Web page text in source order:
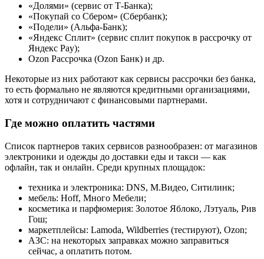
«Долями» (сервис от Т-Банка);
«Покупай со Сбером» (Сбербанк);
«Подели» (Альфа-Банк);
«Яндекс Сплит» (сервис сплит покупок в рассрочку от
Яндекс Pay);
Ozon Рассрочка (Ozon Банк) и др.
Некоторые из них работают как сервисы рассрочки без банка,
то есть формально не являются кредитными организациями,
хотя и сотрудничают с финансовыми партнерами.
Где можно оплатить частями
Список партнеров таких сервисов разнообразен: от магазинов
электроники и одежды до доставки еды и такси — как
офлайн, так и онлайн. Среди крупных площадок:
техника и электроника: DNS, М.Видео, Ситилинк;
мебель: Hoff, Много Мебели;
косметика и парфюмерия: Золотое Яблоко, Лэтуаль, Рив
Гош;
маркетплейсы: Lamoda, Wildberries (тестируют), Ozon;
АЗС: на некоторых заправках можно заправиться
сейчас, а оплатить потом.